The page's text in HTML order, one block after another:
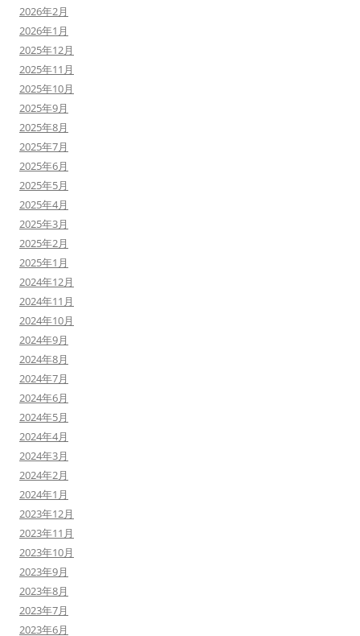
2026年2月
2026年1月
2025年12月
2025年11月
2025年10月
2025年9月
2025年8月
2025年7月
2025年6月
2025年5月
2025年4月
2025年3月
2025年2月
2025年1月
2024年12月
2024年11月
2024年10月
2024年9月
2024年8月
2024年7月
2024年6月
2024年5月
2024年4月
2024年3月
2024年2月
2024年1月
2023年12月
2023年11月
2023年10月
2023年9月
2023年8月
2023年7月
2023年6月